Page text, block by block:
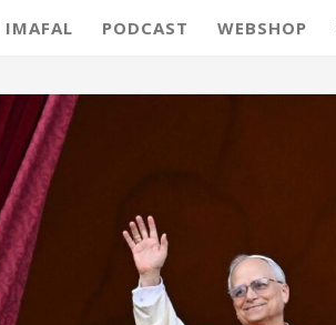
IMAFAL PODCAST WEBSHOP